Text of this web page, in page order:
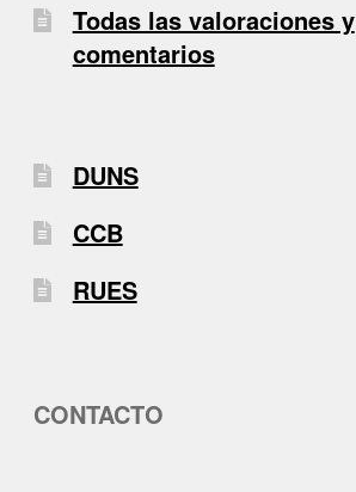
Todas las valoraciones y
comentarios
DUNS
CCB
RUES
CONTACTO